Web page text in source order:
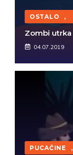
OSTALO ,
Zombi utrka
04.07.2019
PUCAČINE ,